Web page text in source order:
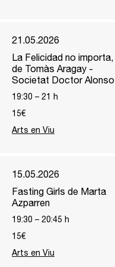
21.05.2026
La Felicidad no importa,
de Tomàs Aragay -
Societat Doctor Alonso
19:30 – 21
h
15€
Arts en Viu
15.05.2026
Fasting Girls de Marta
Azparren
19:30 – 20:45 h
15€
Arts en Viu